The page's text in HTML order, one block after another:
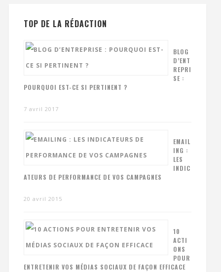
TOP DE LA RÉDACTION
BLOG
D’ENT
REPRI
SE :
POURQUOI EST-CE SI PERTINENT ?
7 avril 2017
EMAIL
ING :
LES
INDIC
ATEURS DE PERFORMANCE DE VOS CAMPAGNES
20 avril 2015
10
ACTI
ONS
POUR
ENTRETENIR VOS MÉDIAS SOCIAUX DE FAÇON EFFICACE